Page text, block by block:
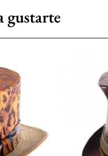
gustarte